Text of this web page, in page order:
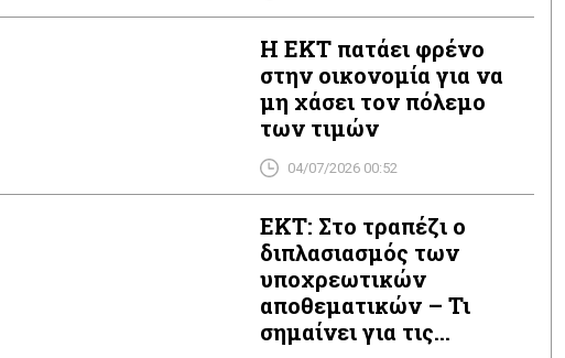
Η ΕΚΤ πατάει φρένο
στην οικονομία για να
μη χάσει τον πόλεμο
των τιμών
04/07/2026 00:52
ΕΚΤ: Στο τραπέζι ο
διπλασιασμός των
υποχρεωτικών
αποθεματικών – Τι
σημαίνει για τις